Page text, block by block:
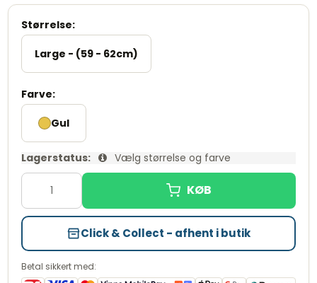
Størrelse:
Large - (59 - 62cm)
Farve:
Gul
Lagerstatus: Vælg størrelse og farve
Click & Collect - afhent i butik
Betal sikkert med: